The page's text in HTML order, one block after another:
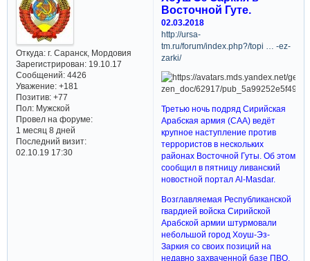
Откуда:г. Саранск, Мордовия
Зарегистрирован: 19.10.17
Сообщений:4426
Уважение: +181
Позитив: +77
Пол:Мужской
Провел на форуме:
1 месяц 8 дней
Последний визит:
02.10.19 17:30
Восточной Гуте.
02.03.2018
http://ursa-
tm.ru/forum/index.php?/topi … -ez-
zarki/
Третью ночь подряд Сирийская
Арабская армия (САА) ведёт
крупное наступление против
террористов в нескольких
районах Восточной Гуты. Об этом
сообщил в пятницу ливанский
новостной портал Al-Masdar.
Возглавляемая Республиканской
гвардией войска Сирийской
Арабской армии штурмовали
небольшой город Хоуш-Эз-
Заркия со своих позиций на
недавно захваченной базе ПВО.